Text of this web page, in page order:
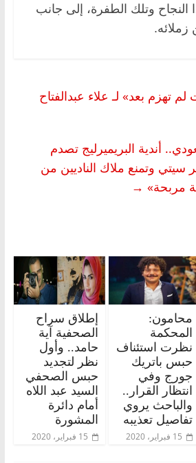
وتلك الطفرة، إلى جانب
تهزم بعد» لـ علاء عبدالفتاح
أندية البريميرليج تصدم
سيتي وتمنع ملاك الناديين من
مربحة» →
محامون:
المحكمة
نظرت استئناف
حبس باتريك
جورج وفي
انتظار القرار..
والباحث يروي
تفاصيل تعذيبه
15 فبراير، 2020
إطلاق سراح
الصحفية آية
حامد.. وأول
نظر لتجديد
حبس الصحفي
السيد عبد اللاه
أمام دائرة
المشورة
15 فبراير، 2020